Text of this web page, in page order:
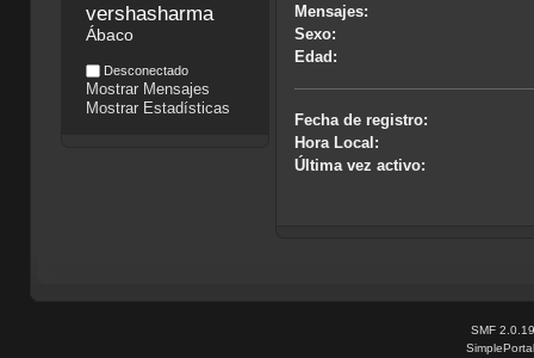
vershasharma
Ábaco
Desconectado
Mostrar Mensajes
Mostrar Estadísticas
Mensajes:
Sexo:
Edad:
Fecha de registro:
Hora Local:
Última vez activo:
SMF 2.0.19